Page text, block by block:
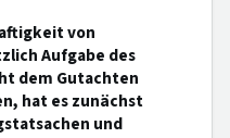
von
Aufgabe des
dem Gutachten
hat es zunächst
und